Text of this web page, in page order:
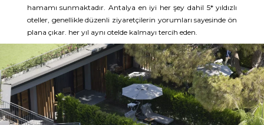
hamamı sunmaktadır. Antalya en iyi her şey dahil 5* yıldızlı
oteller, genellikle düzenli ziyaretçilerin yorumları sayesinde ön
plana çıkar. her yıl aynı otelde kalmayı tercih eden.